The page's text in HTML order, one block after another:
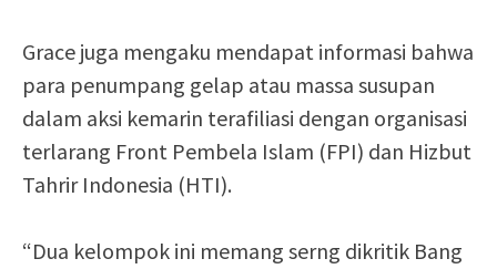
Grace juga mengaku mendapat informasi bahwa
para penumpang gelap atau massa susupan
dalam aksi kemarin terafiliasi dengan organisasi
terlarang Front Pembela Islam (FPI) dan Hizbut
Tahrir Indonesia (HTI).
“Dua kelompok ini memang serng dikritik Bang